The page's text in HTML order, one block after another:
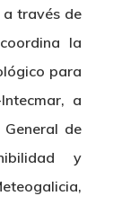
través de
la
para
a
de
y